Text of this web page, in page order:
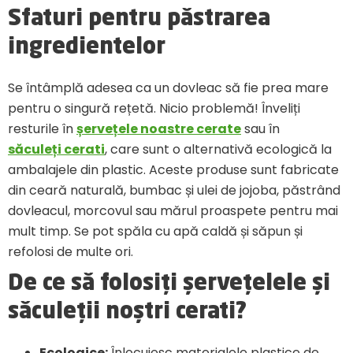
Sfaturi pentru păstrarea
ingredientelor
Se întâmplă adesea ca un dovleac să fie prea mare
pentru o singură rețetă. Nicio problemă! Înveliți
resturile înșervețele noastre ceratesau în
săculeți cerati, care sunt o alternativă ecologică la
ambalajele din plastic. Aceste produse sunt fabricate
din ceară naturală, bumbac și ulei de jojoba, păstrând
dovleacul, morcovul sau mărul proaspete pentru mai
mult timp. Se pot spăla cu apă caldă și săpun și
refolosi de multe ori.
De ce să folosiți șervețelele și
săculeții noștri cerati?